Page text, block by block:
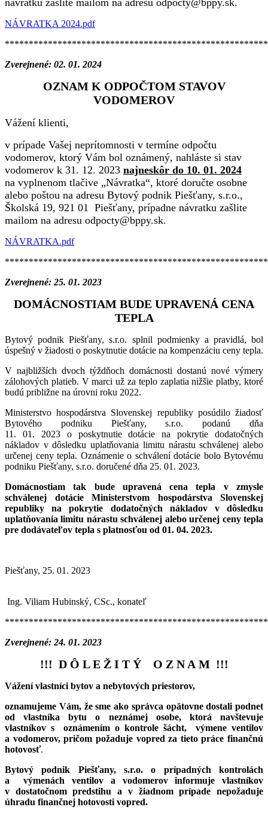
NÁVRATKA 2024.pdf
Zverejnené: 02. 01. 2024
OZNAM K ODPOČTOM STAVOV
VODOMEROV
Vážení klienti,
v prípade Vašej neprítomnosti v termíne odpočtu
vodomerov, ktorý Vám bol oznámený, nahláste si stav
vodomerov k 31. 12. 2023 najneskôr do 10. 01. 2024
na vyplnenom tlačive „Návratka“, ktoré doručte osobne
alebo poštou na adresu Bytový podnik Piešťany, s.r.o.,
Školská 19, 921 01 Piešťany, prípadne návratku zašlite
mailom na adresu odpocty@bppy.sk.
NÁVRATKA.pdf
Zverejnené: 25. 01. 2023
DOMÁCNOSTIAM BUDE UPRAVENÁ CENA
TEPLA
Bytový podnik Piešťany, s.r.o. splnil podmienky a pravidlá, bol
úspešný v žiadosti o poskytnutie dotácie na kompenzáciu ceny tepla.
V najbližších dvoch týždňoch domácnosti dostanú nové výmery
zálohových platieb. V marci už za teplo zaplatia nižšie platby, ktoré
budú približne na úrovni roku 2022.
Ministerstvo hospodárstva Slovenskej republiky posúdilo žiadosť
Bytového podniku Piešťany, s.r.o. podanú dňa
11. 01. 2023 o poskytnutie dotácie na pokrytie dodatočných
nákladov v dôsledku uplatňovania limitu nárastu schválenej alebo
určenej ceny tepla. Oznámenie o schválení dotácie bolo Bytovému
podniku Piešťany, s.r.o. doručené dňa 25. 01. 2023.
Domácnostiam tak bude upravená cena tepla v zmysle
schválenej dotácie Ministerstvom hospodárstva Slovenskej
republiky na pokrytie dodatočných nákladov v dôsledku
uplatňovania limitu nárastu schválenej alebo určenej ceny tepla
pre dodávateľov tepla s platnosťou od 01. 04. 2023.
Piešťany, 25. 01. 2023
Ing. Viliam Hubinský, CSc., konateľ
Zverejnené: 24. 01. 2023
!!! D Ô L E Ž I T Ý O Z N A M !!!
Vážení vlastníci bytov a nebytových priestorov,
oznamujeme Vám, že sme ako správca opätovne dostali podnet
od vlastníka bytu o neznámej osobe, ktorá navštevuje
vlastníkov s oznámením o kontrole šácht, výmene ventilov
a vodomerov, pričom požaduje vopred za tieto práce finančnú
hotovosť.
Bytový podnik Piešťany, s.r.o. o prípadných kontrolách
a výmenách ventilov a vodomerov informuje vlastníkov
v dostatočnom predstihu a v žiadnom prípade nepožaduje
úhradu finančnej hotovosti vopred.